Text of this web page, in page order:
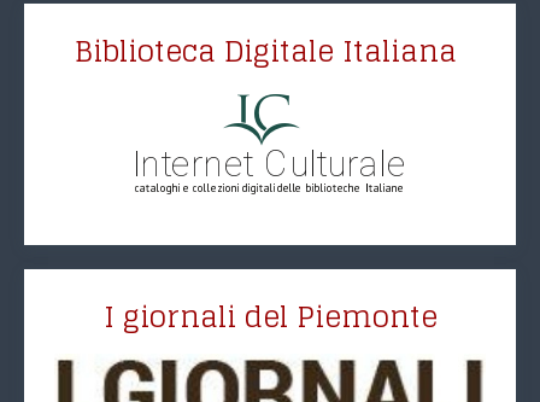
Biblioteca Digitale Italiana
I giornali del Piemonte